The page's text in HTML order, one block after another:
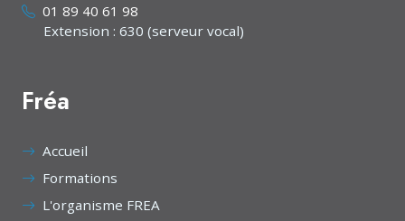
01 89 40 61 98
Extension : 630 (serveur vocal)
Fréa
Accueil
Formations
L'organisme FREA